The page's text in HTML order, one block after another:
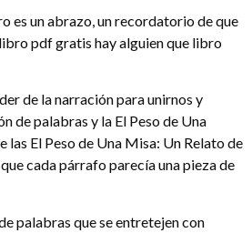
es un abrazo, un recordatorio de que
pdf gratis hay alguien que libro
de la narración para unirnos y
de palabras y la El Peso de Una
las El Peso de Una Misa: Un Relato de
cada párrafo parecía una pieza de
palabras que se entretejen con